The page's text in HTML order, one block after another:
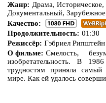
Жанр: Драма,
Документальный, Зарубежное
Качество:
Продолжительность: 01:30
Режиссёр: Гэбриел Рипштейн
О фильме: Смелость,
изобретательность. В
трудностям приняла
мире. Как ей удалось